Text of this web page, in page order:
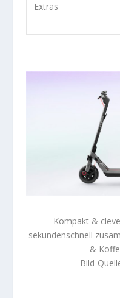
Extras
Kompakt &
sekundenschnell
&
Bild-